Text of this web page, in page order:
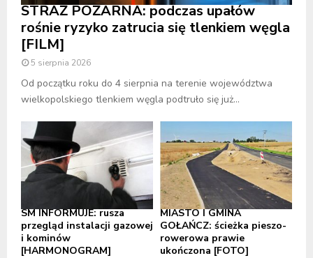
STRAŻ POŻARNA: podczas upałów
rośnie ryzyko zatrucia się tlenkiem węgla
[FILM]
5 sierpnia 2026
Od początku roku do 4 sierpnia na terenie województwa
wielkopolskiego tlenkiem węgla podtruło się już...
SM INFORMUJE: rusza
przegląd instalacji gazowej
i kominów
[HARMONOGRAM]
MIASTO I GMINA
GOŁAŃCZ: ścieżka pieszo-
rowerowa prawie
ukończona [FOTO]